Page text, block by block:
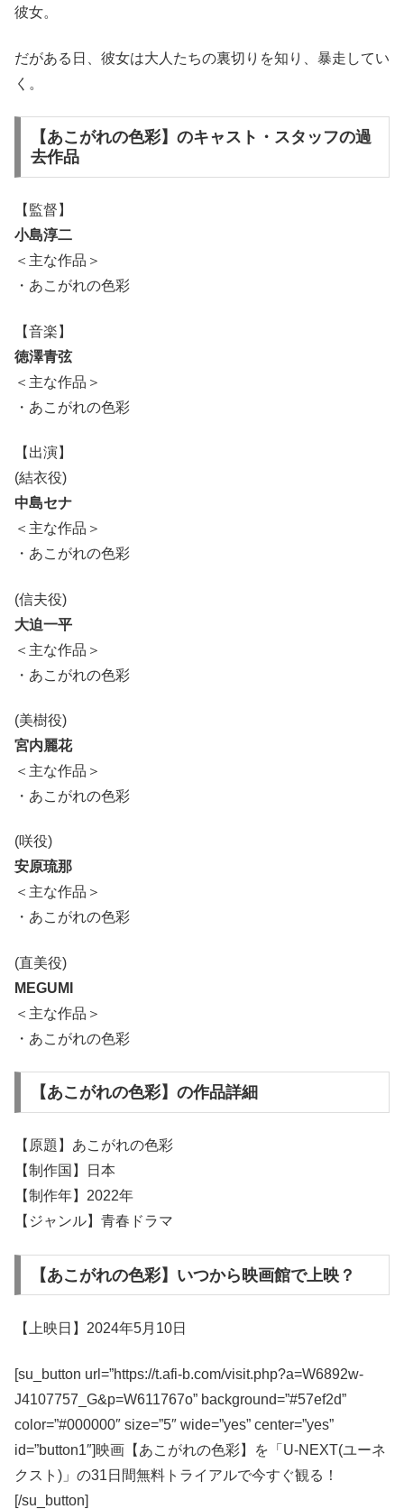
彼女。
だがある日、彼女は大人たちの裏切りを知り、暴走してい
く。
【あこがれの色彩】のキャスト・スタッフの過
去作品
【監督】
小島淳二
＜主な作品＞
・あこがれの色彩
【音楽】
徳澤青弦
＜主な作品＞
・あこがれの色彩
【出演】
(結衣役)
中島セナ
＜主な作品＞
・あこがれの色彩
(信夫役)
大迫一平
＜主な作品＞
・あこがれの色彩
(美樹役)
宮内麗花
＜主な作品＞
・あこがれの色彩
(咲役)
安原琉那
＜主な作品＞
・あこがれの色彩
(直美役)
MEGUMI
＜主な作品＞
・あこがれの色彩
【あこがれの色彩】の作品詳細
【原題】あこがれの色彩
【制作国】日本
【制作年】2022年
【ジャンル】青春ドラマ
【あこがれの色彩】いつから映画館で上映？
【上映日】2024年5月10日
[su_button url=”https://t.afi-b.com/visit.php?a=W6892w-
J4107757_G&p=W611767o” background=”#57ef2d”
color=”#000000″ size=”5″ wide=”yes” center=”yes”
id=”button1″]映画【あこがれの色彩】を「U-NEXT(ユーネ
クスト)」の31日間無料トライアルで今すぐ観る！
[/su_button]